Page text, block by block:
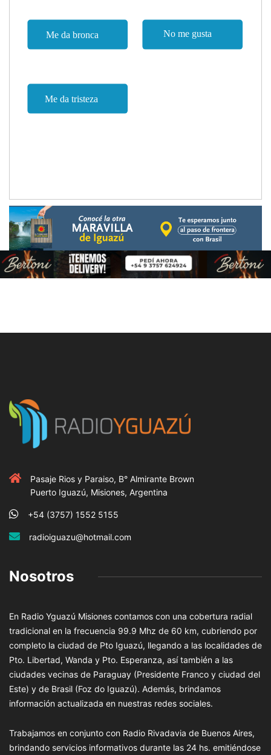
Pasaje Rios y Paraiso, B° Almirante Brown
Puerto Iguazú, Misiones, Argentina
+54 (3757) 1552 5155
radioiguazu@hotmail.com
Nosotros
En Radio Yguazú Misiones contamos con una cobertura radial
tradicional en la frecuencia 99.9 Mhz de 60 km, cubriendo por
completo la ciudad de Pto Iguazú, llegando a las localidades de
Pto. Libertad, Wanda y Pto. Esperanza, así también a las
ciudades vecinas de Paraguay (Presidente Franco y ciudad del
Este) y de Brasil (Foz do Iguazú). Además, brindamos
información actualizada en nuestras redes sociales.
Trabajamos en conjunto con Radio Rivadavia de Buenos Aires,
brindando servicios informativos durante las 24 hs. emitiéndose